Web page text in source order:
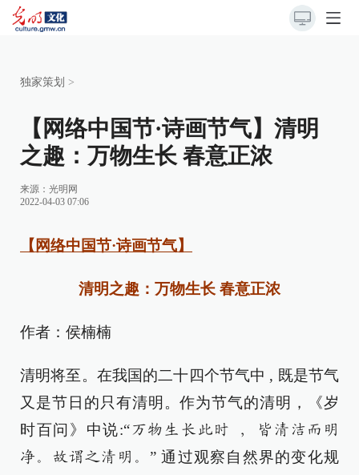
独家策划 >
【网络中国节·诗画节气】清明
之趣：万物生长 春意正浓
来源： 光明网
2022-04-03 07:06
【网络中国节·诗画节气】
清明之趣：万物生长 春意正浓
作者：侯楠楠
清明将至。在我国的二十四个节气中 , 既是节气
又是节日的只有清明。作为节气的清明，《岁
时百问》中说:“ 万物生长此时 , 皆清洁而明
净。故谓之清明。” 通过观察自然界的变化规